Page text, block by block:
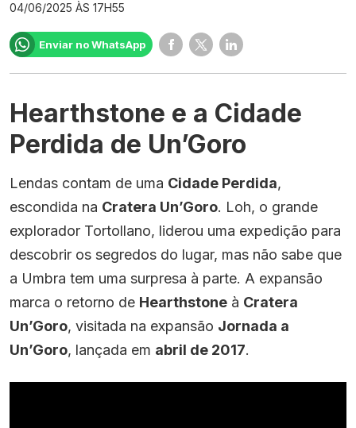
04/06/2025 ÀS 17H55
Enviar no WhatsApp
Hearthstone e a Cidade
Perdida de Un’Goro
Lendas contam de uma Cidade Perdida,
escondida na Cratera Un’Goro. Loh, o grande
explorador Tortollano, liderou uma expedição para
descobrir os segredos do lugar, mas não sabe que
a Umbra tem uma surpresa à parte. A expansão
marca o retorno de Hearthstone à Cratera
Un’Goro, visitada na expansão Jornada a
Un’Goro, lançada em abril de 2017.